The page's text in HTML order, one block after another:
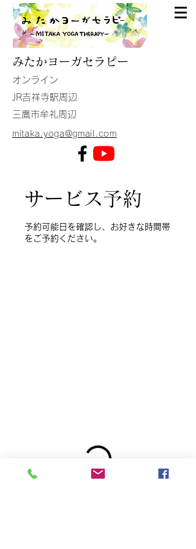
みたか ヨーガセラピー
​オンライン
JR吉祥寺駅周辺
​三鷹市牟礼周辺
mitaka.yoga@gmail.com
サービス予約
予約可能日を確認し、お好きな時間帯
をご予約ください。